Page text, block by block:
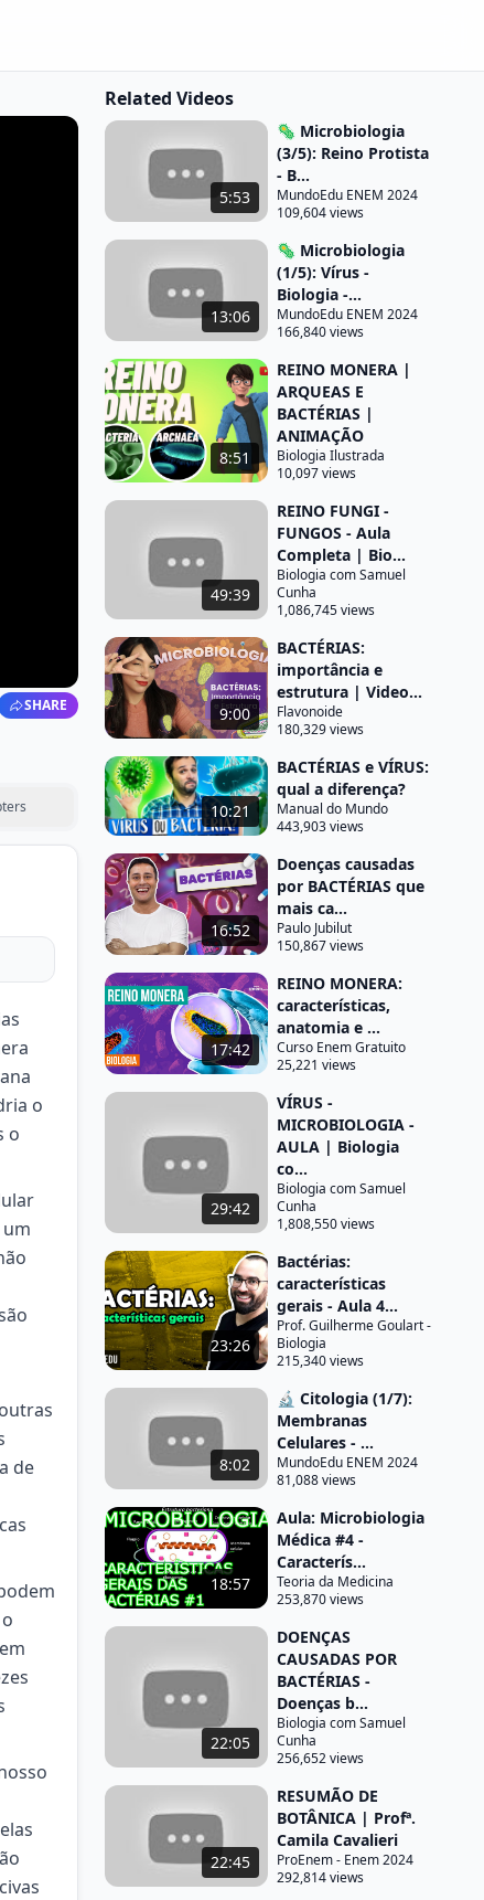
SHARE
o
o
de
Related Videos
5:53
🦠 Microbiologia
(3/5): Reino Protista
- B...
MundoEdu ENEM 2024
109,604 views
13:06
🦠 Microbiologia
(1/5): Vírus -
Biologia -...
MundoEdu ENEM 2024
166,840 views
8:51
REINO MONERA |
ARQUEAS E
BACTÉRIAS |
ANIMAÇÃO
Biologia Ilustrada
10,097 views
49:39
REINO FUNGI -
FUNGOS - Aula
Completa | Bio...
Biologia com Samuel
Cunha
1,086,745 views
9:00
BACTÉRIAS:
importância e
estrutura | Video...
Flavonoide
180,329 views
10:21
BACTÉRIAS e VÍRUS:
qual a diferença?
Manual do Mundo
443,903 views
16:52
Doenças causadas
por BACTÉRIAS que
mais ca...
Paulo Jubilut
150,867 views
17:42
REINO MONERA:
características,
anatomia e ...
Curso Enem Gratuito
25,221 views
29:42
VÍRUS -
MICROBIOLOGIA -
AULA | Biologia
co...
Biologia com Samuel
Cunha
1,808,550 views
23:26
Bactérias:
características
gerais - Aula 4...
Prof. Guilherme Goulart -
Biologia
215,340 views
8:02
🔬 Citologia (1/7):
Membranas
Celulares - ...
MundoEdu ENEM 2024
81,088 views
18:57
Aula: Microbiologia
Médica #4 -
Caracterís...
Teoria da Medicina
253,870 views
22:05
DOENÇAS
CAUSADAS POR
BACTÉRIAS -
Doenças b...
Biologia com Samuel
Cunha
256,652 views
22:45
RESUMÃO DE
BOTÂNICA | Profª.
Camila Cavalieri
ProEnem - Enem 2024
292,814 views